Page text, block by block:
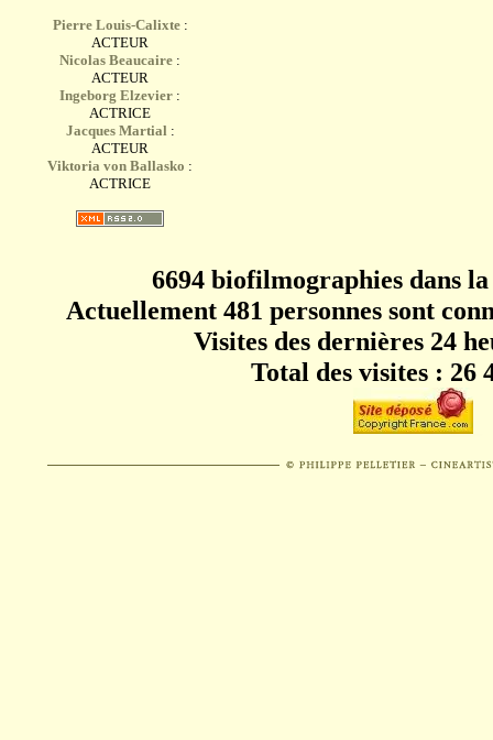
Pierre Louis-Calixte:
ACTEUR
Nicolas Beaucaire :
ACTEUR
Ingeborg Elzevier :
ACTRICE
Jacques Martial :
ACTEUR
Viktoria von Ballasko :
ACTRICE
6694 biofilmographies dans la
Actuellement 481 personnes sont
Visites des dernières 24
Total des visites : 26